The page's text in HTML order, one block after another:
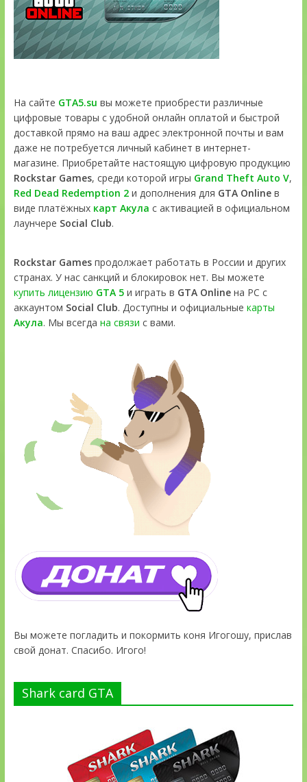
На сайте GTA5.su вы можете приобрести различные
цифровые товары с удобной онлайн оплатой и быстрой
доставкой прямо на ваш адрес электронной почты и вам
даже не потребуется личный кабинет в интернет-
магазине. Приобретайте настоящую цифровую продукцию
Rockstar Games, среди которой игры Grand Theft Auto V,
Red Dead Redemption 2и дополнения для GTA Onlineв
виде платёжных карт Акула с активацией в официальном
лаунчере Social Club.
Rockstar Gamesпродолжает работать в России и других
странах. У нас санкций и блокировок нет. Вы можете
купить лицензию GTA 5и играть в GTA Onlineна PC с
аккаунтом Social Club. Доступны и официальные карты
Акула. Мы всегда на связи с вами.
Вы можете погладить и покормить коня Игогошу, прислав
свой донат. Спасибо. Игого!
Shark card GTA